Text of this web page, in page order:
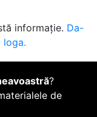
informație. Da-
loga.
?
de